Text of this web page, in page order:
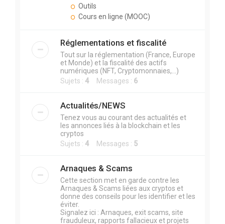
Outils
Cours en ligne (MOOC)
Réglementations et fiscalité
Tout sur la réglementation (France, Europe
et Monde) et la fiscalité des actifs
numériques (NFT, Cryptomonnaies,...)
Sujets : 4 Messages : 6
Actualités/NEWS
Tenez vous au courant des actualités et
les annonces liés à la blockchain et les
cryptos
Sujets : 4 Messages : 5
Arnaques & Scams
Cette section met en garde contre les
Arnaques & Scams liées aux cryptos et
donne des conseils pour les identifier et les
éviter.
Signalez ici : Arnaques, exit scams, site
frauduleux, rapports fallacieux et projets